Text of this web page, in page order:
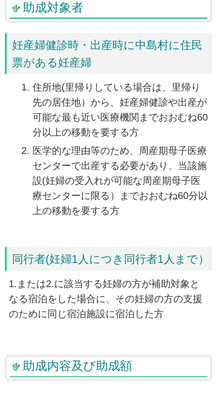
助成対象者
妊産婦健診時・出産時に中島村に住民
票がある妊産婦
住所地(里帰りしている場合は、里帰り
先の居住地）から、妊産婦健診や出産が
可能な最も近い医療機関までおおむね60
分以上の移動を要する方
医学的な理由等のため、周産期母子医療
センターで出産する必要があり、当該施
設(妊婦の受入れが可能な周産期母子医
療センターに限る）までおおむね60分以
上の移動を要する方
同行者(妊婦1人につき同行者1人まで）
1.または2.に該当する妊婦の方が補助対象と
なる宿泊をした場合に、その妊婦の方の支援
のために同じ宿泊施設に宿泊した方
助成内容及び助成額